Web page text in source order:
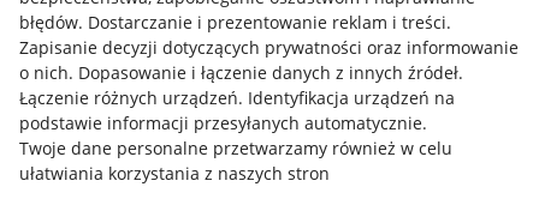
błędów. Dostarczanie i prezentowanie reklam i treści.
Zapisanie decyzji dotyczących prywatności oraz informowanie
o nich. Dopasowanie i łączenie danych z innych źródeł.
Łączenie różnych urządzeń. Identyfikacja urządzeń na
podstawie informacji przesyłanych automatycznie.
Twoje dane personalne przetwarzamy również w celu
ułatwiania korzystania z naszych stron
Informacje prawne
Regulamin
Polityka plików "cookies"
Ustawienia plików "cookies"